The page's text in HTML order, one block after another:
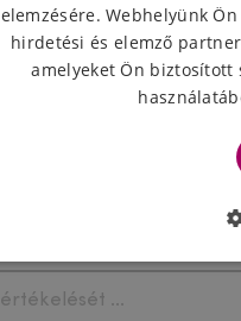
A
elemzésére. Webhelyünk
hirdetési és elemző
amelyeket Ön biztosított